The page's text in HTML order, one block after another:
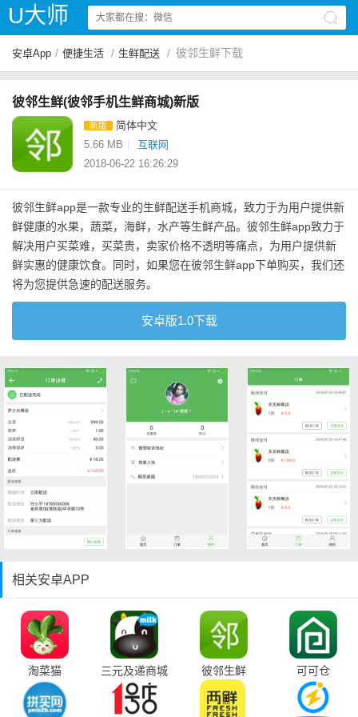
U大师
安卓App / 便捷生活 / 生鲜配送 / 彼邻生鲜下载
彼邻生鲜(彼邻手机生鲜商城)新版
新版
简体中文
5.66 MB
互联网
2018-06-22 16:26:29
彼邻生鲜app是一款专业的生鲜配送手机商城，致力于为用户提供新
鲜健康的水果，蔬菜，海鲜，水产等生鲜产品。彼邻生鲜app致力于
解决用户买菜难，买菜贵，卖家价格不透明等痛点，为用户提供新
鲜实惠的健康饮食。同时，如果您在彼邻生鲜app下单购买，我们还
将为您提供急速的配送服务。
安卓版1.0下载
相关安卓APP
淘菜猫 三元及递商城 彼邻生鲜 可可仓